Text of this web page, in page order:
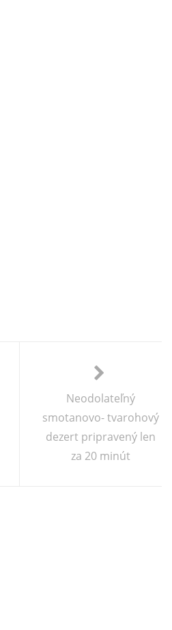
Neodolateľný
smotanovo- tvarohový
dezert pripravený len
za 20 minút